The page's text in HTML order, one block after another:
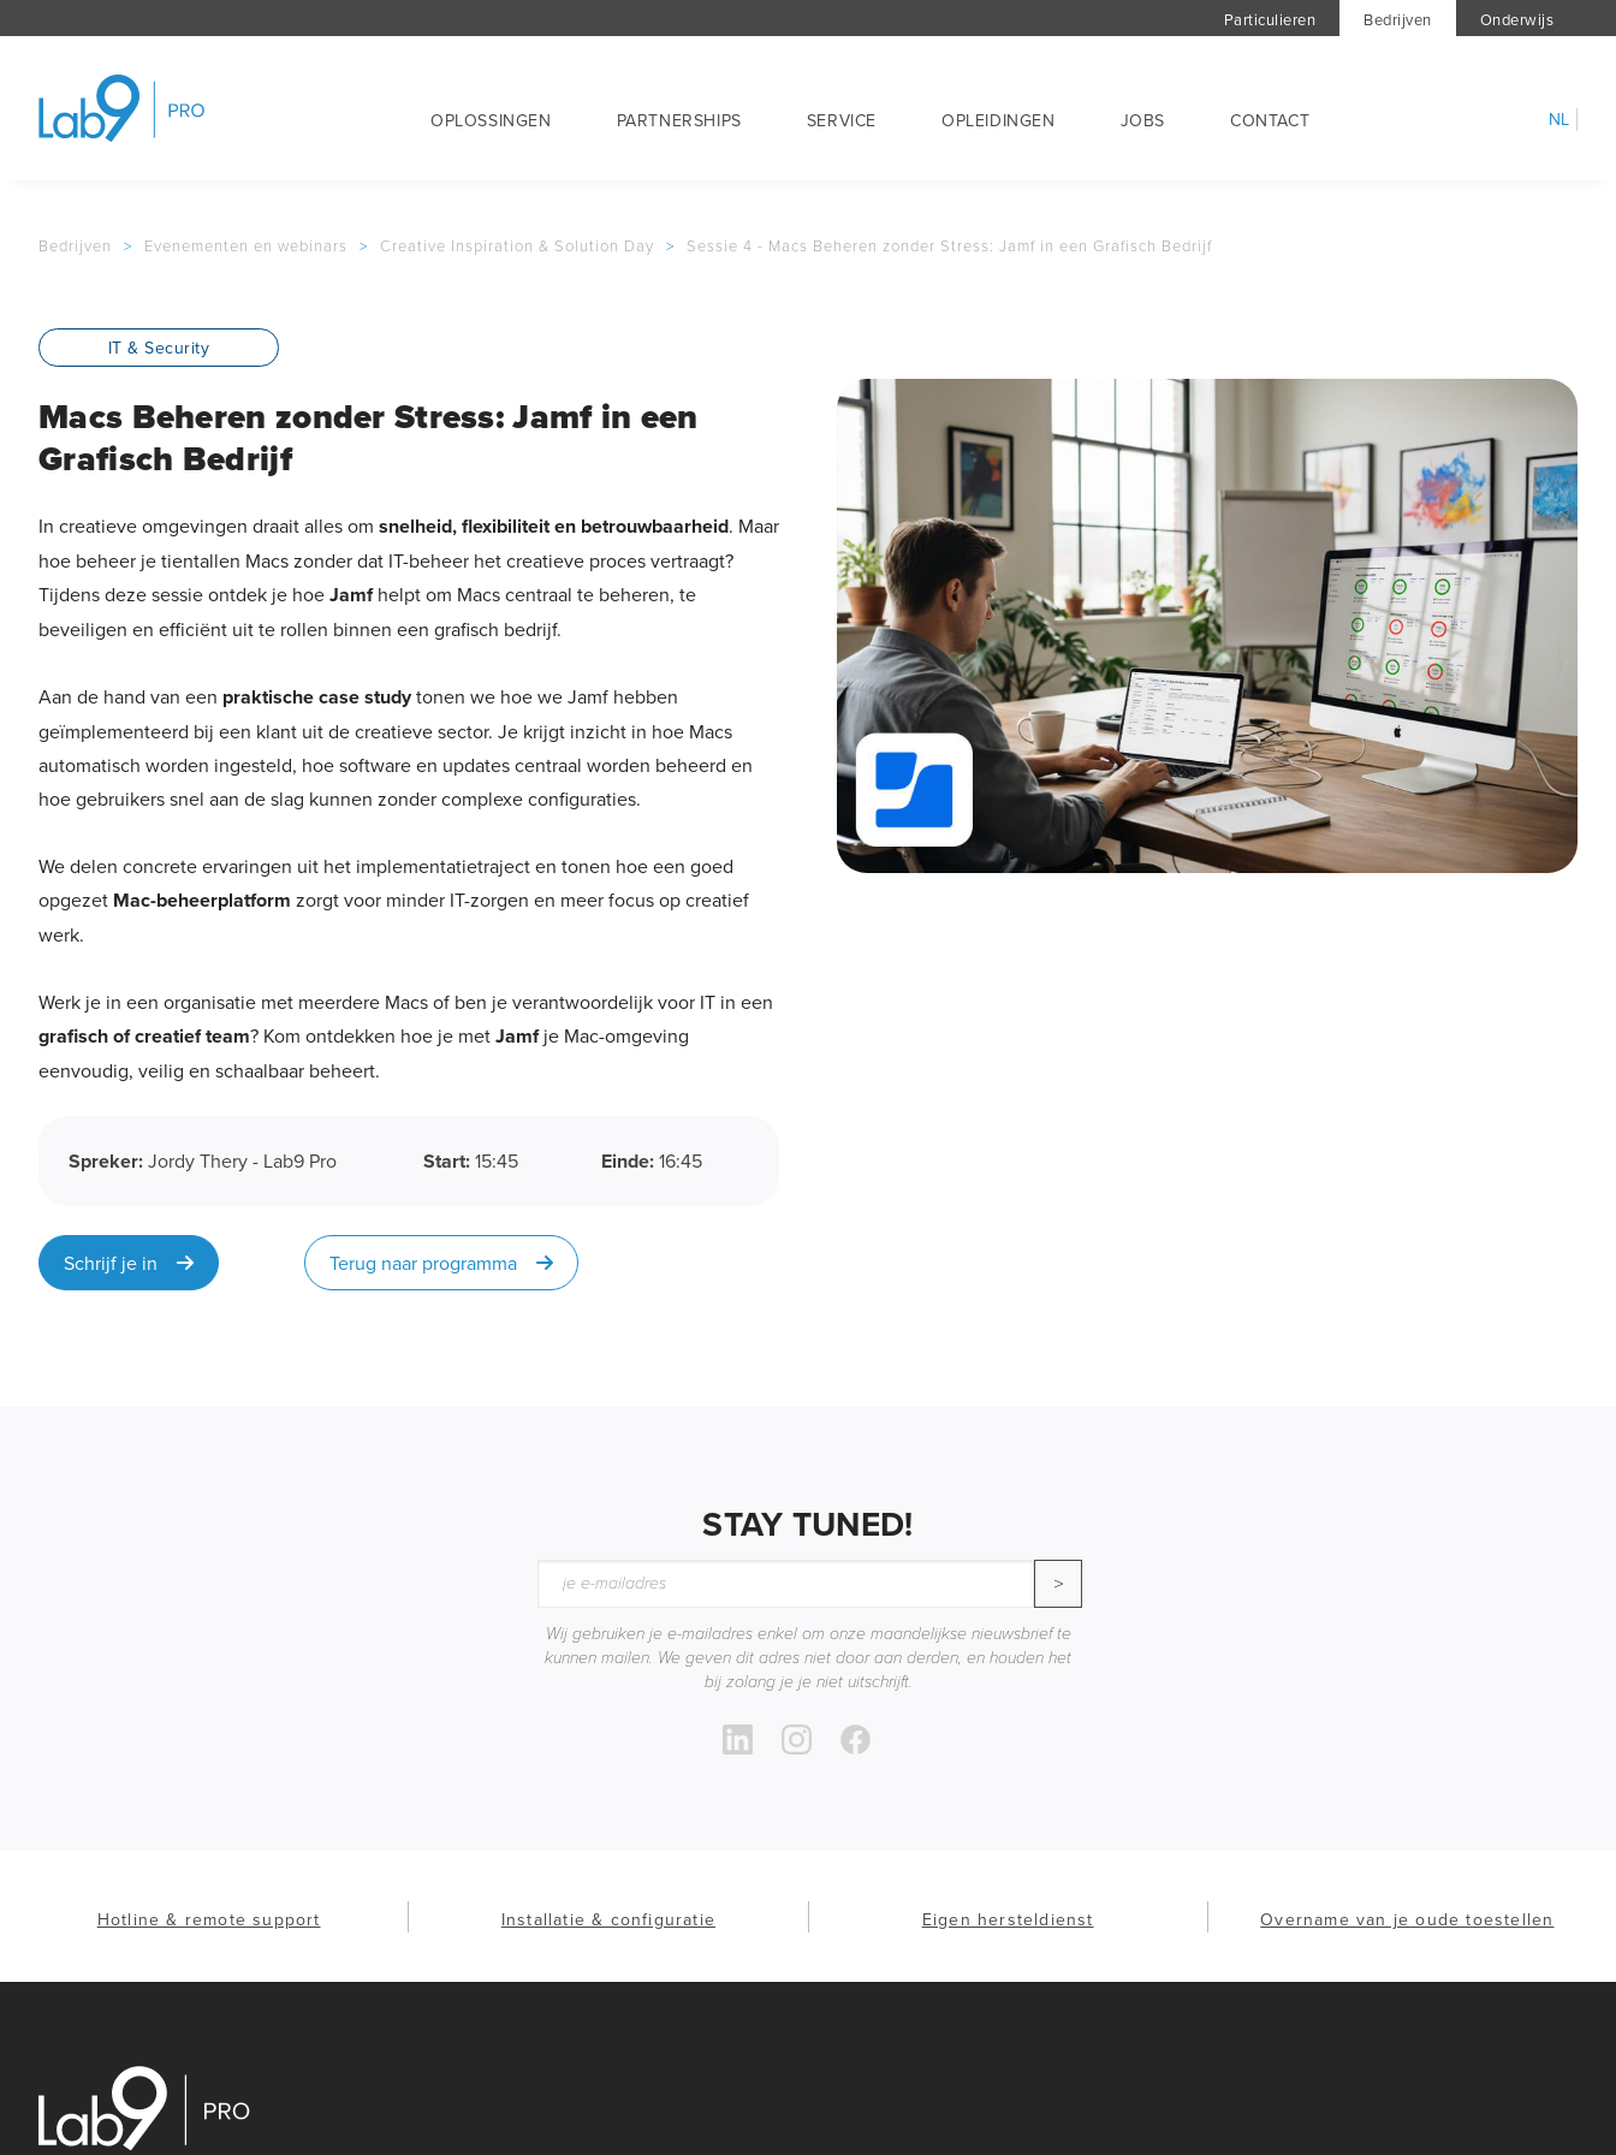
Particulieren Bedrijven Onderwijs
OPLOSSINGEN PARTNERSHIPS SERVICE OPLEIDINGEN JOBS CONTACT NL
Bedrijven > Evenementen en webinars > Creative Inspiration & Solution Day > Sessie 4 - Macs Beheren zonder Stress: Jamf in een Grafisch Bedrijf
IT & Security
Macs Beheren zonder Stress: Jamf in een
Grafisch Bedrijf
In creatieve omgevingen draait alles om snelheid, flexibiliteit en betrouwbaarheid. Maar
hoe beheer je tientallen Macs zonder dat IT-beheer het creatieve proces vertraagt?
Tijdens deze sessie ontdek je hoeJamfhelpt om Macs centraal te beheren, te
beveiligen en efficiënt uit te rollen binnen een grafisch bedrijf.
Aan de hand van een praktische case studytonen we hoe we Jamf hebben
geïmplementeerd bij een klant uit de creatieve sector. Je krijgt inzicht in hoe Macs
automatisch worden ingesteld, hoe software en updates centraal worden beheerd en
hoe gebruikers snel aan de slag kunnen zonder complexe configuraties.
We delen concrete ervaringen uit het implementatietraject en tonen hoe een goed
opgezet Mac-beheerplatform zorgt voor minder IT-zorgen en meer focus op creatief
werk.
Werk je in een organisatie met meerdere Macs of ben je verantwoordelijk voor IT in een
grafisch of creatief team? Kom ontdekken hoe je metJamfje Mac-omgeving
eenvoudig, veilig en schaalbaar beheert.
Spreker:Jordy Thery - Lab9 Pro Start:15:45 Einde:16:45
Schrijf je in Terug naar programma
STAY TUNED!
>
Wij gebruiken je e-mailadres enkel om onze maandelijkse nieuwsbrief te
kunnen mailen. We geven dit adres niet door aan derden, en houden het
bij zolang je je niet uitschrijft.
Hotline & remote support Installatie & configuratie Eigen hersteldienst Overname van je oude toestellen